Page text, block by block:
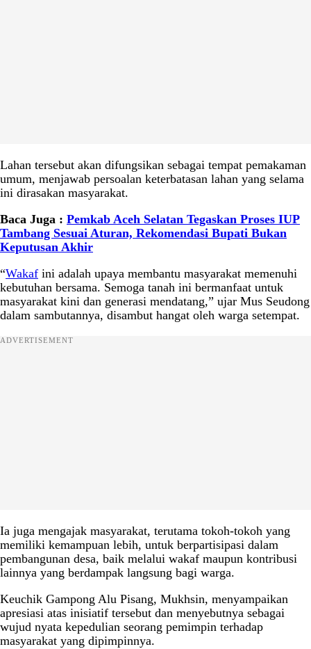
Lahan tersebut akan difungsikan sebagai tempat pemakaman
umum, menjawab persoalan keterbatasan lahan yang selama
ini dirasakan masyarakat.
Baca Juga : Pemkab Aceh Selatan Tegaskan Proses IUP
Tambang Sesuai Aturan, Rekomendasi Bupati Bukan
Keputusan Akhir
“Wakaf ini adalah upaya membantu masyarakat memenuhi
kebutuhan bersama. Semoga tanah ini bermanfaat untuk
masyarakat kini dan generasi mendatang,” ujar Mus Seudong
dalam sambutannya, disambut hangat oleh warga setempat.
ADVERTISEMENT
Ia juga mengajak masyarakat, terutama tokoh-tokoh yang
memiliki kemampuan lebih, untuk berpartisipasi dalam
pembangunan desa, baik melalui wakaf maupun kontribusi
lainnya yang berdampak langsung bagi warga.
Keuchik Gampong Alu Pisang, Mukhsin, menyampaikan
apresiasi atas inisiatif tersebut dan menyebutnya sebagai
wujud nyata kepedulian seorang pemimpin terhadap
masyarakat yang dipimpinnya.